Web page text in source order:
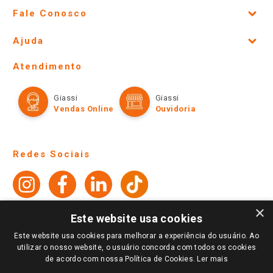
Fale Conosco
Cartão Giassi
Televendas
Notícias
Perguntas frequentes
Telefones e horários das lojas físicas
Política de Privacidade e Termos de Uso
Formas de Pagamento
Trocas e Devoluções
Giassi
Redes Sociais
×
Este website usa cookies
Este website usa cookies para melhorar a experiência do usuário. Ao
utilizar o nosso website, o usuário concorda com todos os cookies
de acordo com nossa Política de Cookies. Ler mais